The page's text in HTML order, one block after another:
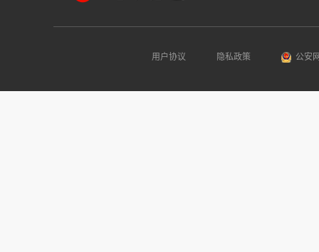
用户协议 隐私政策 公安